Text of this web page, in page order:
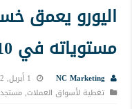
اليورو يعمق
مستوياته في 10 أشهر
NC Marketing
1 أبريل, 2022 1:51 م
تغطية لأسواق العملات,